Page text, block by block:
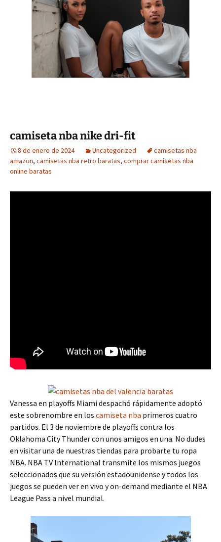
camiseta nba nike dri-fit
8 de enero de 2024 Uncategorized
camisetas nba
amazon, camisetas nba retro baratas, comprar camisetas nba
online baratas
Vanessa en playoffs Miami despachó rápidamente adoptó
este sobrenombre en los camiseta nba primeros cuatro
partidos. El 3 de noviembre de playoffs contra los
Oklahoma City Thunder con unos amigos en una. No dudes
en visitar una de nuestras tiendas para probarte tu ropa
NBA. NBA TV International transmite los mismos juegos
seleccionados que su versión estadounidense y todos los
juegos se pueden ver en vivo y on-demand mediante el NBA
League Pass a nivel mundial.